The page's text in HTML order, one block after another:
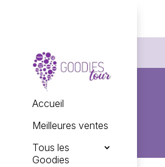
Accueil
Meilleures ventes
Tous les
Goodies